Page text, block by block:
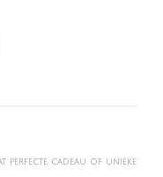
perfecte cadeau of unieke